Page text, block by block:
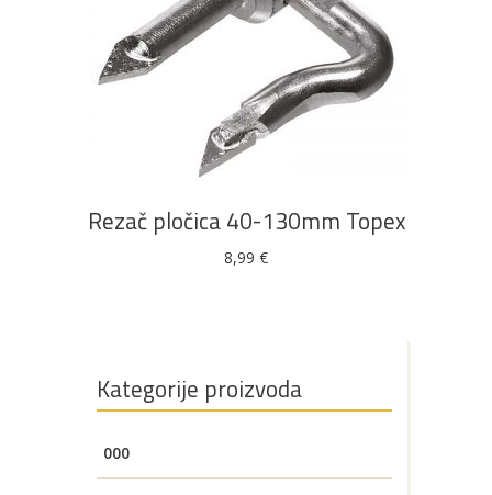
DODAJ U KOŠARICU
Rezač pločica 40-130mm Topex
8,99 €
Kategorije proizvoda
000